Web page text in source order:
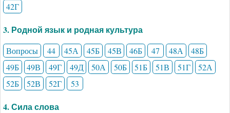
42Г
3. Родной язык и родная культура
Вопросы 44 45А 45Б 45В 46Б 47 48А
48Б
49Б
49В 49Г 49Д 50А 50Б 51Б 51В 51Г
52А
52Б
52В 52Г 53
4. Сила слова